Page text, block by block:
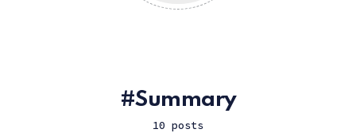
Summary
10 posts